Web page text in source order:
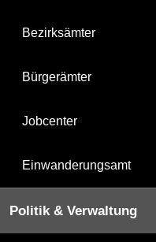
Bezirksämter
Bürgerämter
Jobcenter
Einwanderungsamt
Politik & Verwaltung